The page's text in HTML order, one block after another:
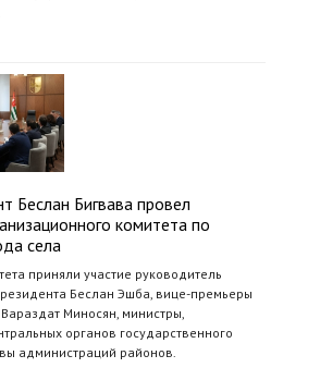
Беслан Бигвава провел
комитета по
села
приняли участие руководитель
Беслан Эшба, вице-премьеры
Миносян, министры,
органов государственного
администраций районов.